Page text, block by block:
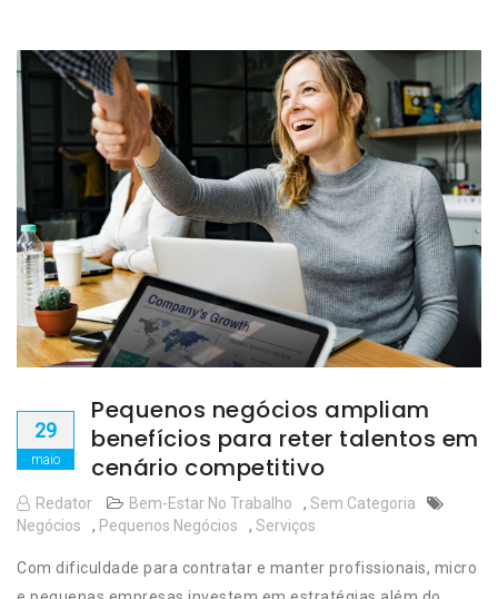
29
maio
Pequenos negócios ampliam
benefícios para reter talentos em
cenário competitivo
Redator Bem-Estar No Trabalho , Sem Categoria
Negócios
, Pequenos Negócios , Serviços
Com dificuldade para contratar e manter profissionais, micro